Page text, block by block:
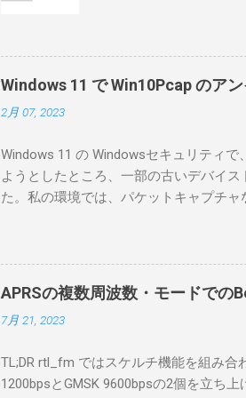
ろうと思ったのだが
で、ハマリポイント
RS-BA1を使う場合は
が持っているIC-7300
が少ないかなと思って
にあるマウスコンピ
を行うならば、相応
私の理解した無線機
ている。 無線機内では
る。USB Serialは無線
をUDP 50001で交換
信するCI-Vの内容は
50003で送受信して
Windows 11 で Win10Pcap のア
2月 07, 2023
Windows 11 の Windowsセキュリティ
ようとしたところ、一部の古いデバイ
た。私の環境では、パケットキャプチ
ンストールできなかったので、どのよ
ては pnputil というコマンドを用いれば
す。 Windows terminal をインストー
なファイルに、現在インストールされ
上記のファイルから win10pcap を探し
バイダー名: Win10Pcap Native x64 クラ
08002be10318} ドライバー バージョン:
APRSの複数周波数・モードでの
7月 21, 2023
TL;DR rtl_fm ではスケルチ機能を組み
1200bpsとGMSK 9600bpsの2個を立ち